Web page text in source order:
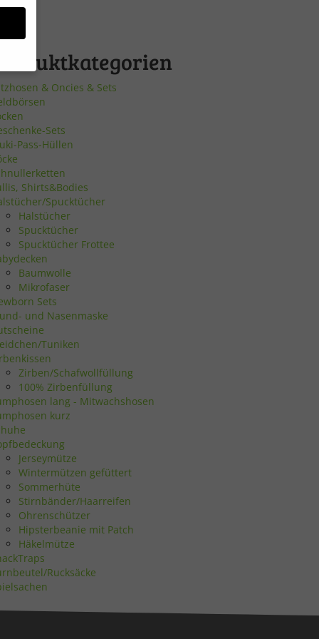
Produktkategorien
& Oncies & Sets
Sets
Pass-Hüllen
Shirts&Bodies
Spucktücher
Halstücher
Spucktücher
Spucktücher Frottee
Baumwolle
Mikrofaser
Sets
und Nasenmaske
Tuniken
Zirben/Schafwollfüllung
100% Zirbenfüllung
lang - Mitwachshosen
kurz
Jerseymütze
Wintermützen gefüttert
Sommerhüte
Stirnbänder/Haarreifen
Ohrenschützer
Hipsterbeanie mit Patch
Häkelmütze
Rucksäcke
Zurück
Statistiken
Marketing
Externe Medien